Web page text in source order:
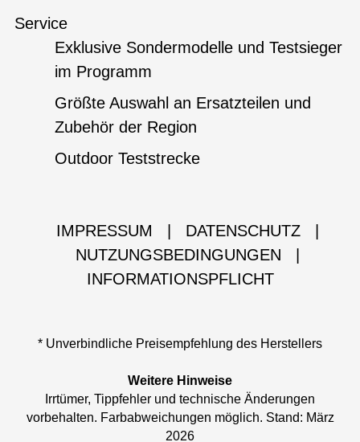
Service
Exklusive Sondermodelle und Testsieger
im Programm
Größte Auswahl an Ersatzteilen und
Zubehör der Region
Outdoor Teststrecke
IMPRESSUM DATENSCHUTZ
NUTZUNGSBEDINGUNGEN
INFORMATIONSPFLICHT
* Unverbindliche Preisempfehlung des Herstellers
Weitere Hinweise
Irrtümer, Tippfehler und technische Änderungen
vorbehalten. Farbabweichungen möglich. Stand: März
2026